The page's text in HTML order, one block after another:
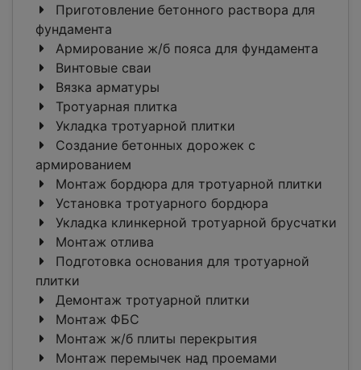
Приготовление бетонного раствора для
фундамента
Армирование ж/б пояса для фундамента
Винтовые сваи
Вязка арматуры
Тротуарная плитка
Укладка тротуарной плитки
Создание бетонных дорожек с
армированием
Монтаж бордюра для тротуарной плитки
Установка тротуарного бордюра
Укладка клинкерной тротуарной брусчатки
Монтаж отлива
Подготовка основания для тротуарной
плитки
Демонтаж тротуарной плитки
Монтаж ФБС
Монтаж ж/б плиты перекрытия
Монтаж перемычек над проемами